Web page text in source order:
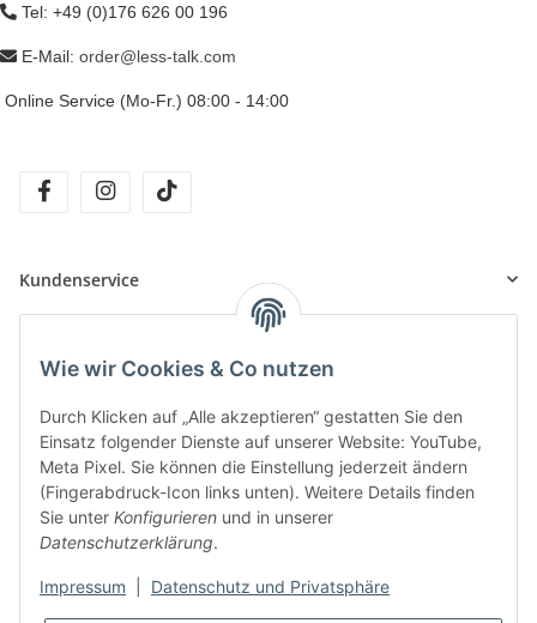
Wie wir Cookies & Co nutzen
Durch Klicken auf „Alle akzeptieren“ gestatten Sie den
Einsatz folgender Dienste auf unserer Website: YouTube,
Meta Pixel. Sie können die Einstellung jederzeit ändern
(Fingerabdruck-Icon links unten). Weitere Details finden
Sie unter Konfigurieren und in unserer
Datenschutzerklärung.
Impressum Datenschutz und Privatsphäre
Tel: +49 (0)176 626 00 196
E-Mail: order@less-talk.com
Online Service (Mo-Fr.) 08:00 - 14:00
facebookinstagram
Kundenservice
Unsere Produkte